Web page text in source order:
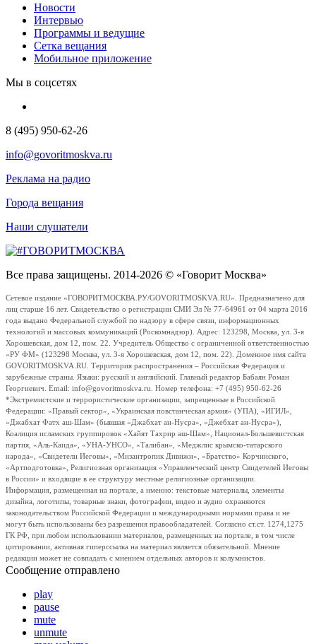
Новости
Интервью
Программы и ведущие
Сетка вещания
Мобильное приложение
Мы в соцсетях
8 (495) 950-62-26
info@govoritmoskva.ru
Реклама на радио
Города вещания
Наши слушатели
Все права защищены. 2014-2026 © «Говорит Москва»
Сетевое издание «ГОВОРИТМОСКВА.РУ/GOVORITMOSKVA.RU». Предназначено для
лиц старше 16 лет. Свидетельство о регистрации СМИ Эл № 77-64961 от 04 марта 2016
года выдано Федеральной службой по надзору в сфере связи, информационных
технологий и массовых коммуникаций (Роскомнадзор). Адрес: 123298, Москва, ул. 3-я
Хорошевская, дом 12, пом. 22. Учредитель Общество с ограниченной ответственностью
«РУ ФМ» (123298 Москва, ул. 3-я Хорошевская, дом 12, пом. 22). Доменное имя сайта
GOVORITMOSKVA.RU. Территория распространения – Российская Федерация и
зарубежные страны. Языки: русский и английский. Главный редактор Бабаян Роман
Георгиевич. Email: info@govoritmoskva.ru. Номер телефона: +7 (495) 950-62-26
*Экстремистские и террористические организации, запрещенные в Российской
Федерации: «Правый сектор», «Украинская повстанческая армия» (УПА), «ИГИЛ»,
«Джабхат Фатх аш-Шам» (бывшая «Джабхат ан-Нусра», «Джебхат ан-Нусра»),
Коалиция исламских группировок «Хайят Тахрир аш-Шам», Национал-Большевистская
партия, «Аль-Каида», «УНА-УНСО», «Талибан», «Меджлис крымско-татарского
народа», «Свидетели Иеговы», «Мизантропик Дивижн», «Братство» Корчинского,
«Артподготовка», Религиозная организация «Управленческий центр Свидетелей Иеговы
в России» и входящие в ее структуру местные религиозные организации.
Информация, размещенная на портале, а именно: текстовые материалы, элементы
дизайна, логотипы, товарные знаки, фотографии, видео и аудио охраняются
законодательством Российской Федерации и международными нормами права и не
могут быть использованы без разрешения правообладателей. Согласно ст.ст. 1274,1275
ГК РФ, при любом использовании материалов, размещенных на портале, в том числе
цитировании, активная гиперссылка на материал является обязательной. Мнение
редакции может не совпадать с мнением отдельных авторов и колумнистов.
Сообщение отправлено
play
pause
mute
unmute